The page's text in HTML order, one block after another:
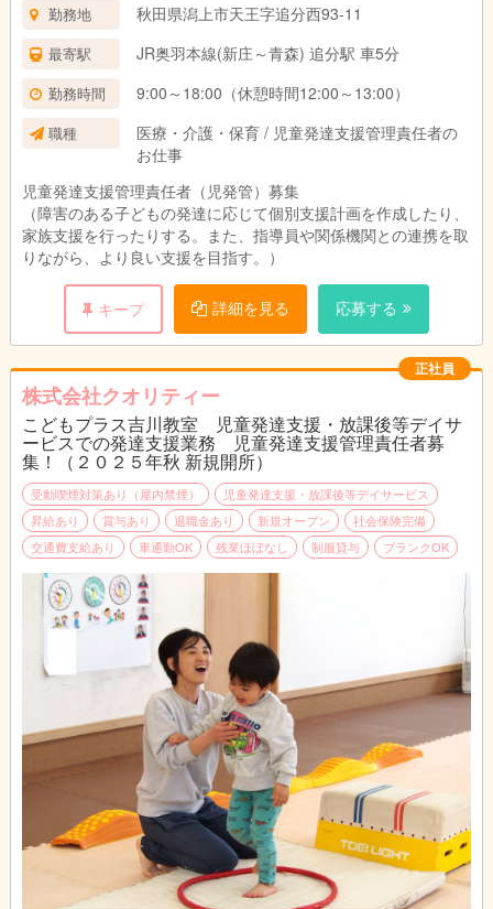
勤務地 秋田県潟上市天王字追分西93-11
最寄駅 JR奥羽本線(新庄～青森) 追分駅 車5分
勤務時間 9:00～18:00（休憩時間12:00～13:00）
職種
医療・介護・保育 / 児童発達支援管理責任者の
お仕事
児童発達支援管理責任者（児発管）募集
（障害のある子どもの発達に応じて個別支援計画を作成したり、
家族支援を行ったりする。また、指導員や関係機関との連携を取
りながら、より良い支援を目指す。）
キープ 詳細を見る 応募する
正社員
株式会社クオリティー
こどもプラス吉川教室 児童発達支援・放課後等デイサ
ービスでの発達支援業務 児童発達支援管理責任者募
集！（２０２５年秋 新規開所）
受動喫煙対策あり（屋内禁煙）
児童発達支援・放課後等デイサービス
昇給あり
賞与あり 退職金あり 新規オープン
社会保険完備
交通費支給あり
車通勤OK 残業ほぼなし 制服貸与 ブランクOK